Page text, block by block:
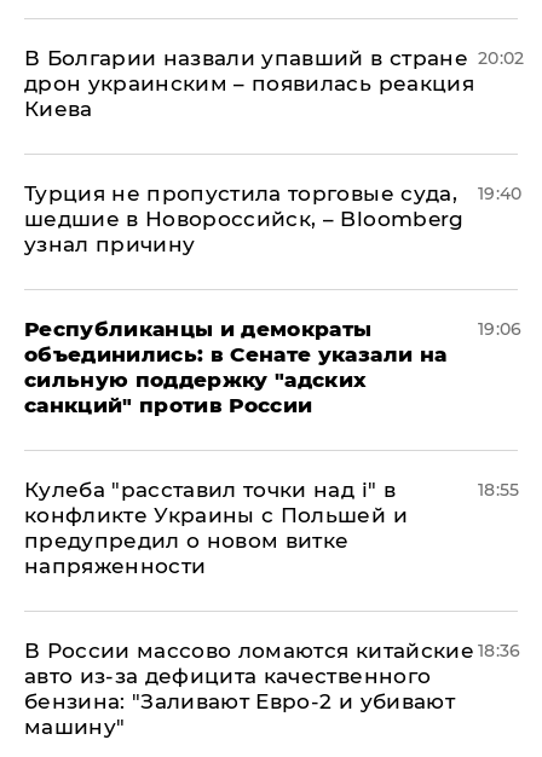
В Болгарии назвали упавший в стране
дрон украинским – появилась реакция
Киева
20:02
Турция не пропустила торговые суда,
шедшие в Новороссийск, – Bloomberg
узнал причину
19:40
Республиканцы и демократы
объединились: в Сенате указали на
сильную поддержку "адских
санкций" против России
19:06
Кулеба "расставил точки над і" в
конфликте Украины с Польшей и
предупредил о новом витке
напряженности
18:55
В России массово ломаются китайские
авто из-за дефицита качественного
бензина: "Заливают Евро-2 и убивают
машину"
18:36